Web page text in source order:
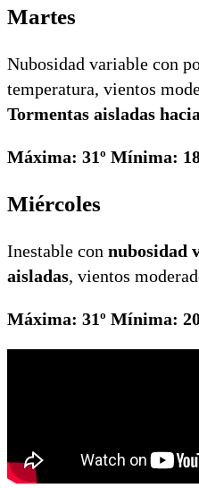
Martes
Nubosidad variable con
temperatura, vientos
Tormentas aisladas
Máxima: 31º Mínima:
Miércoles
Inestable con nubosidad
aisladas, vientos
Máxima: 31º Mínima: